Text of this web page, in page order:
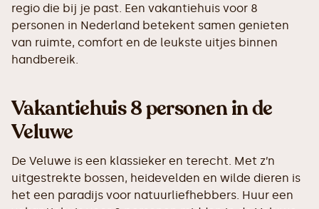
regio die bij je past. Een vakantiehuis voor 8
personen in Nederland betekent samen genieten
van ruimte, comfort en de leukste uitjes binnen
handbereik.
Vakantiehuis 8 personen in de
Veluwe
De Veluwe is een klassieker en terecht. Met z’n
uitgestrekte bossen, heidevelden en wilde dieren is
het een paradijs voor natuurliefhebbers. Huur een